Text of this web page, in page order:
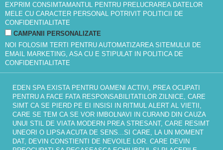
EXPRIM CONSIMTAMANTUL PENTRU PRELUCRAREA DATELOR
MELE CU CARACTER PERSONAL POTRIVIT POLITICII DE
CONFIDENTIALITATE
CAMPANII PERSONALIZATE
NOI FOLOSIM TERTI PENTRU AUTOMATIZAREA SITEMULUI DE
EMAIL MARKETING, ASA CU E STIPULAT IN POLITICA DE
CONFIDENTIALITATE
EDEN SPA EXISTA PENTRU OAMENI ACTIVI, PREA OCUPATI
PENTRU A FACE FATA RESPONSABILITATILOR ZILNICE, CARE
SIMT CA SE PIERD PE EI INSISI IN RITMUL ALERT AL VIETII,
CARE SE TEM CA SE VOR IMBOLNAVI IN CURAND DIN CAUZA
UNUI STIL DE VIATA MODERN PREA STRESANT, CARE RESIMT
UNEORI O LIPSA ACUTA DE SENS...SI CARE, LA UN MOMENT
DAT, DEVIN CONSTIENTI DE NEVOILE LOR. CARE DEVIN